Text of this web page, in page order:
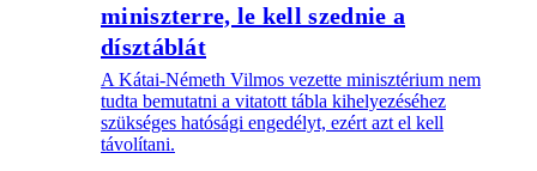
miniszterre, le kell szednie a
dísztáblát
A Kátai-Németh Vilmos vezette minisztérium nem
tudta bemutatni a vitatott tábla kihelyezéséhez
szükséges hatósági engedélyt, ezért azt el kell
távolítani.